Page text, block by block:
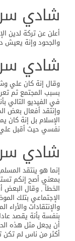
شادي
أعلن عن تركة لدين
والجحود وإنة يعيش
شادي
وقال إنة كان علي
بسبب المجتمع ثم
في الفيديو التالي
وإنتقد أفعال بعض
الإسلام بل إنة كان
نفسي حيث أقبل علي
شادي
إنما هو ينتقد
بمعني أصح إنكم
الخطأ , وقال البعض
الإجتماعي بتلك
والإنتقادات والأراء
بنفسة بأنة يقصد
أن يجعل مثل هذه
أكثر من ناس لم